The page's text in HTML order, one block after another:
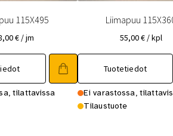
115X495
€ / jm
tilattavissa
Liimapuu
55,00€ / kpl
Tuotetiedot
Ei varastossa,
Tilaustuote